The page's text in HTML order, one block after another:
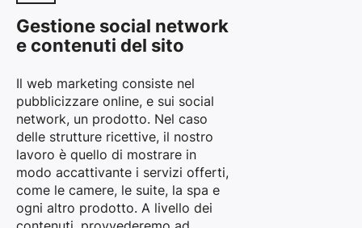
Gestione social network
e contenuti del sito
Il web marketing consiste nel
pubblicizzare online, e sui social
network, un prodotto. Nel caso
delle strutture ricettive, il nostro
lavoro è quello di mostrare in
modo accattivante i servizi offerti,
come le camere, le suite, la spa e
ogni altro prodotto. A livello dei